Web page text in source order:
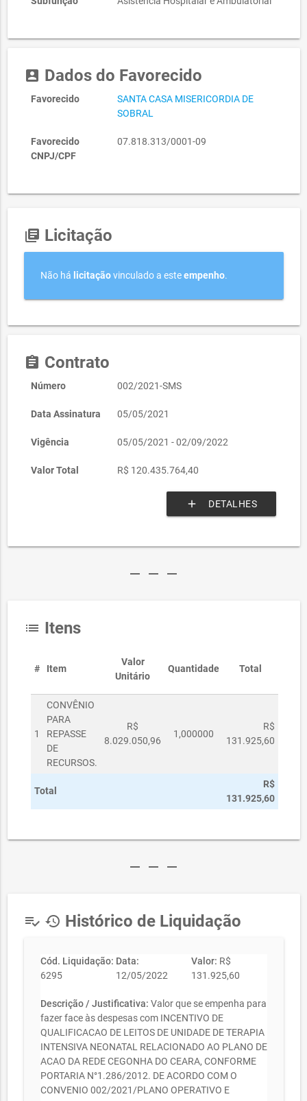
account_box Dados do Favorecido
Favorecido
SANTA CASA MISERICORDIA DE
SOBRAL
Favorecido
CNPJ/CPF
07.818.313/0001-09
library_books Licitação
Não há licitaçãovinculado a esteempenho.
assignment Contrato
Número 002/2021-SMS
Data Assinatura 05/05/2021
Vigência 05/05/2021 - 02/09/2022
Valor Total R$ 120.435.764,40
add DETALHES
remove remove remove
list Itens
# Item
Valor
Unitário
Quantidade Total
1
CONVÊNIO
PARA
REPASSE
DE
RECURSOS.
R$
8.029.050,96
1,000000
R$
131.925,60
Total
R$
131.925,60
remove remove remove
playlist_add_check history Histórico de Liquidação
Cód. Liquidação:
6295
Data:
12/05/2022
Valor: R$
131.925,60
Descrição / Justificativa: Valor que se empenha para
fazer face às despesas com INCENTIVO DE
QUALIFICACAO DE LEITOS DE UNIDADE DE TERAPIA
INTENSIVA NEONATAL RELACIONADO AO PLANO DE
ACAO DA REDE CEGONHA DO CEARA, CONFORME
PORTARIA N°1.286/2012. DE ACORDO COM O
CONVENIO 002/2021/PLANO OPERATIVO E